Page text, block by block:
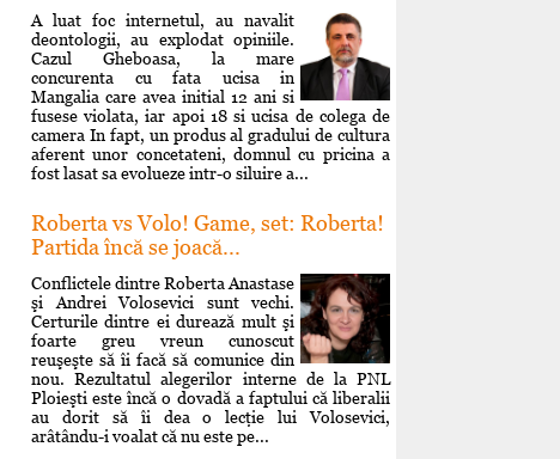
A luat foc internetul, au navalit
deontologii, au explodat opiniile.
Cazul Gheboasa, la mare
concurenta cu fata ucisa in
Mangalia care avea initial 12 ani si
fusese violata, iar apoi 18 si ucisa de colega de
camera In fapt, un produs al gradului de cultura
aferent unor concetateni, domnul cu pricina a
fost lasat sa evolueze intr-o siluire a...
Roberta vs Volo! Game, set: Roberta!
Partida încă se joacă...
Conflictele dintre Roberta Anastase
şi Andrei Volosevici sunt vechi.
Certurile dintre ei durează mult şi
foarte greu vreun cunoscut
reuşeşte să îi facă să comunice din
nou. Rezultatul alegerilor interne de la PNL
Ploieşti este încă o dovadă a faptului că liberalii
au dorit să îi dea o lecţie lui Volosevici,
arâtându-i voalat că nu este pe...